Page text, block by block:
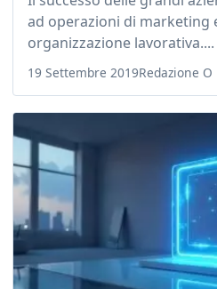
ad operazioni di marketing
organizzazione lavorativa....
19 Settembre 2019Redazione O